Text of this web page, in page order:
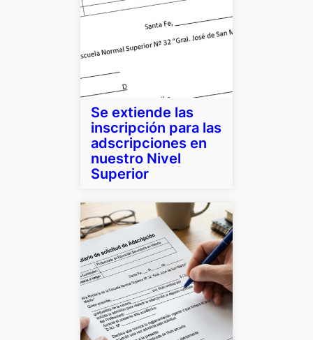
Se extiende las
inscripción para las
adscripciones en
nuestro Nivel
Superior